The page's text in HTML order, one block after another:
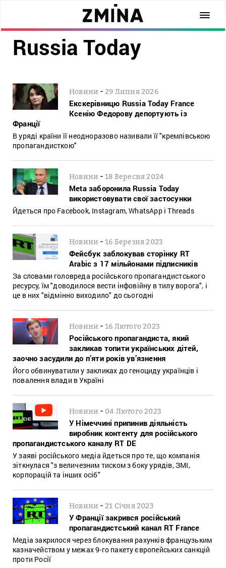
Russia Today
Новини -29 Липня 2026
Екскерівницю Russia Today France
Ксенію Федорову депортують із
Франції
В уряді країни її неодноразово називали її "кремлівською
пропагандисткою"
Новини -18 Вересня 2024
Meta заборонила Russia Today
використовувати свої застосунки
Йдеться про Facebook, Instagram, WhatsApp і Threads
Новини -16 Березня 2023
Фейсбук заблокував сторінку RT
Arabic з 17 мільйонами підписників
За словами головреда російського пропагандистського
ресурсу, їм "доводилося вести інфовійну в тилу ворога", і
це в них "відмінно виходило" до сьогодні
Новини -16 Лютого 2023
Російського пропагандиста, який
закликав топити українських дітей,
заочно засудили до п’яти років ув’язнення
Його обвинуватили у закликах до геноциду українців і
повалення влади в Україні
Новини - 04 Лютого 2023
У Німеччині припинив діяльність
виробник контенту для російського
пропагандистського каналу RT DE
У заяві російського медіа йдеться про те, що компанія
зіткнулася "з величезним тиском з боку урядів, ЗМІ,
корпорацій та інших осіб"
Новини -21 Січня 2023
У Франції закрився російський
пропагандистський канал RT France
Медіа закрилося через блокування рахунків французьким
казначейством у межах 9-го пакету європейських санкцій
проти Росії